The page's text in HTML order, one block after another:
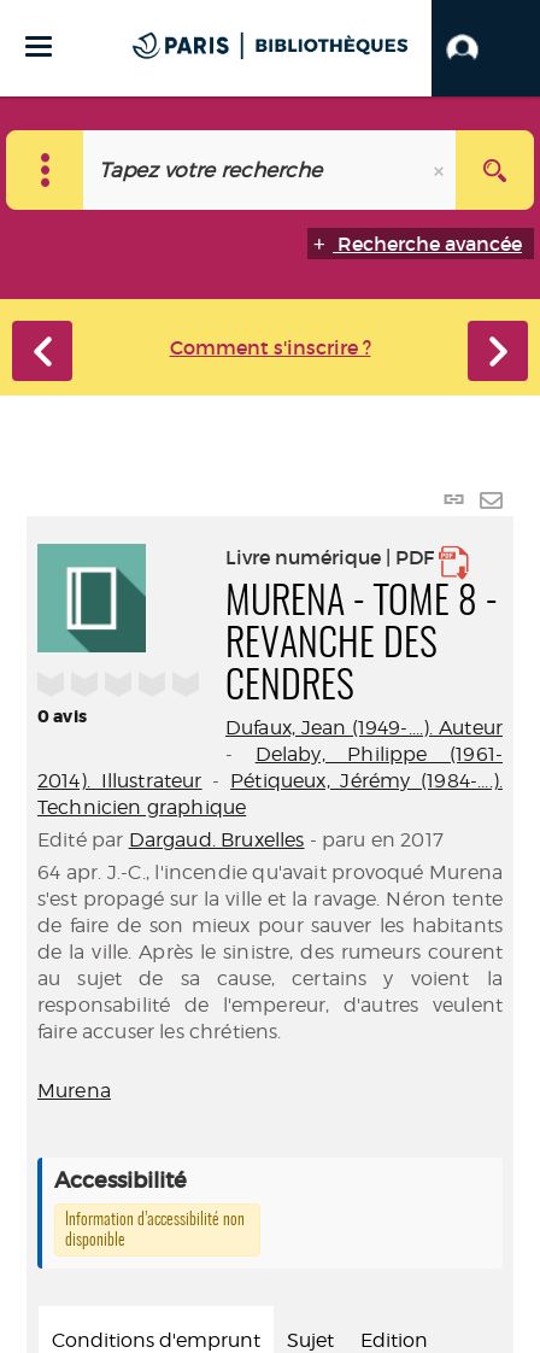
Recherche avancée
Comment s'inscrire ?
Lien
0avis
Livre numérique | PDF
MURENA - TOME 8 -
REVANCHE DES
CENDRES
Dufaux, Jean (1949-....). Auteur
- Delaby, Philippe (1961-
2014). Illustrateur - Pétiqueux, Jérémy (1984-....).
Technicien graphique
Edité par Dargaud. Bruxelles - paru en 2017
64 apr. J.-C., l'incendie qu'avait provoqué Murena
s'est propagé sur la ville et la ravage. Néron tente
de faire de son mieux pour sauver les habitants
de la ville. Après le sinistre, des rumeurs courent
au sujet de sa cause, certains y voient la
responsabilité de l'empereur, d'autres veulent
faire accuser les chrétiens.
Murena
Accessibilité
Information d’accessibilité non
disponible
Conditions d'emprunt Sujet Edition